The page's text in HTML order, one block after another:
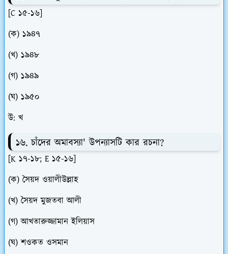
[C ১৫-১৬]
(ক) ১৯৪৭
(খ) ১৯৪৮
(গ) ১৯৪৯
(ঘ) ১৯৫০
উ: খ
১৬. চাঁদের অমাবস্যা' উপন্যাসটি কার রচনা?
[K ১৭-১৮; E ১৫-১৬]
(ক) সৈয়দ ওয়ালীউল্লাহ
(খ) সৈয়দ মুজতবা আলী
(গ) আখতারুজ্জামান ইলিয়াস
(ঘ) শওকত ওসমান